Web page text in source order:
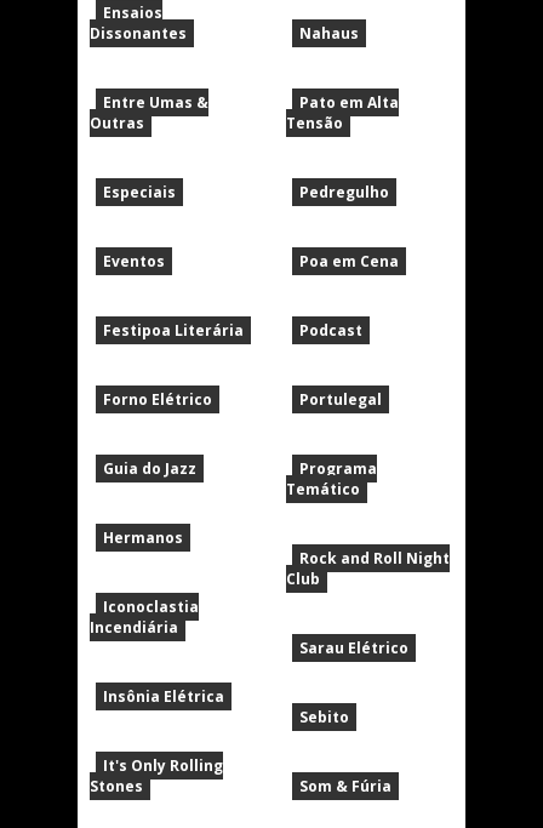
Ensaios
Dissonantes
Entre Umas &
Outras
Especiais
Eventos
Festipoa Literária
Forno Elétrico
Guia do Jazz
Hermanos
Iconoclastia
Incendiária
Insônia Elétrica
It's Only Rolling
Stones
Nahaus
Pato em Alta
Tensão
Pedregulho
Poa em Cena
Podcast
Portulegal
Programa
Temático
Rock and Roll Night
Club
Sarau Elétrico
Sebito
Som & Fúria